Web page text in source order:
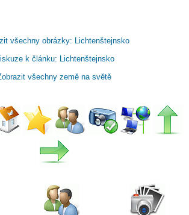
všechny obrázky: Lichtenštejnsko
k článku: Lichtenštejnsko
všechny země na světě